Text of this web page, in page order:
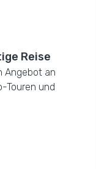
Reise
Angebot an
Touren und